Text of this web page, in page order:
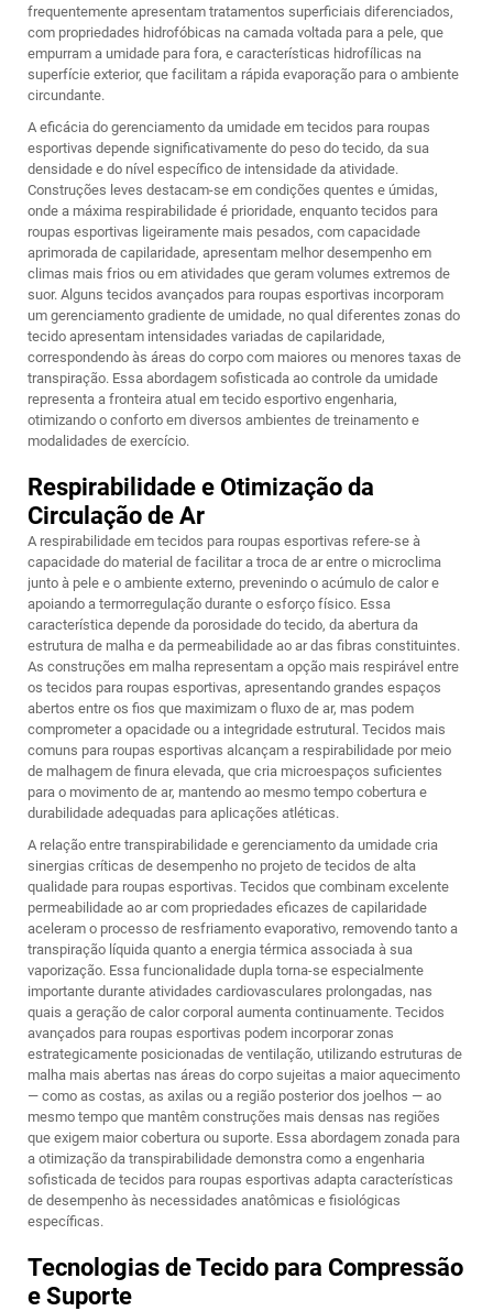
frequentemente apresentam tratamentos superficiais diferenciados,
com propriedades hidrofóbicas na camada voltada para a pele, que
empurram a umidade para fora, e características hidrofílicas na
superfície exterior, que facilitam a rápida evaporação para o ambiente
circundante.
A eficácia do gerenciamento da umidade em tecidos para roupas
esportivas depende significativamente do peso do tecido, da sua
densidade e do nível específico de intensidade da atividade.
Construções leves destacam-se em condições quentes e úmidas,
onde a máxima respirabilidade é prioridade, enquanto tecidos para
roupas esportivas ligeiramente mais pesados, com capacidade
aprimorada de capilaridade, apresentam melhor desempenho em
climas mais frios ou em atividades que geram volumes extremos de
suor. Alguns tecidos avançados para roupas esportivas incorporam
um gerenciamento gradiente de umidade, no qual diferentes zonas do
tecido apresentam intensidades variadas de capilaridade,
correspondendo às áreas do corpo com maiores ou menores taxas de
transpiração. Essa abordagem sofisticada ao controle da umidade
representa a fronteira atual em tecido esportivo engenharia,
otimizando o conforto em diversos ambientes de treinamento e
modalidades de exercício.
Respirabilidade e Otimização da
Circulação de Ar
A respirabilidade em tecidos para roupas esportivas refere-se à
capacidade do material de facilitar a troca de ar entre o microclima
junto à pele e o ambiente externo, prevenindo o acúmulo de calor e
apoiando a termorregulação durante o esforço físico. Essa
característica depende da porosidade do tecido, da abertura da
estrutura de malha e da permeabilidade ao ar das fibras constituintes.
As construções em malha representam a opção mais respirável entre
os tecidos para roupas esportivas, apresentando grandes espaços
abertos entre os fios que maximizam o fluxo de ar, mas podem
comprometer a opacidade ou a integridade estrutural. Tecidos mais
comuns para roupas esportivas alcançam a respirabilidade por meio
de malhagem de finura elevada, que cria microespaços suficientes
para o movimento de ar, mantendo ao mesmo tempo cobertura e
durabilidade adequadas para aplicações atléticas.
A relação entre transpirabilidade e gerenciamento da umidade cria
sinergias críticas de desempenho no projeto de tecidos de alta
qualidade para roupas esportivas. Tecidos que combinam excelente
permeabilidade ao ar com propriedades eficazes de capilaridade
aceleram o processo de resfriamento evaporativo, removendo tanto a
transpiração líquida quanto a energia térmica associada à sua
vaporização. Essa funcionalidade dupla torna-se especialmente
importante durante atividades cardiovasculares prolongadas, nas
quais a geração de calor corporal aumenta continuamente. Tecidos
avançados para roupas esportivas podem incorporar zonas
estrategicamente posicionadas de ventilação, utilizando estruturas de
malha mais abertas nas áreas do corpo sujeitas a maior aquecimento
— como as costas, as axilas ou a região posterior dos joelhos — ao
mesmo tempo que mantêm construções mais densas nas regiões
que exigem maior cobertura ou suporte. Essa abordagem zonada para
a otimização da transpirabilidade demonstra como a engenharia
sofisticada de tecidos para roupas esportivas adapta características
de desempenho às necessidades anatômicas e fisiológicas
específicas.
Tecnologias de Tecido para Compressão
e Suporte